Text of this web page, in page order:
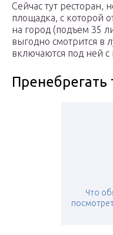
Сейчас тут ресторан,
площадка, с которой
на город (подъем 35
выгодно смотрится в
включаются под ней
Пренебрегать
Что